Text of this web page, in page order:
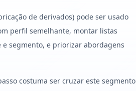
de derivados) pode ser usado
perfil semelhante, montar listas
segmento, e priorizar abordagens
costuma ser cruzar este segmento